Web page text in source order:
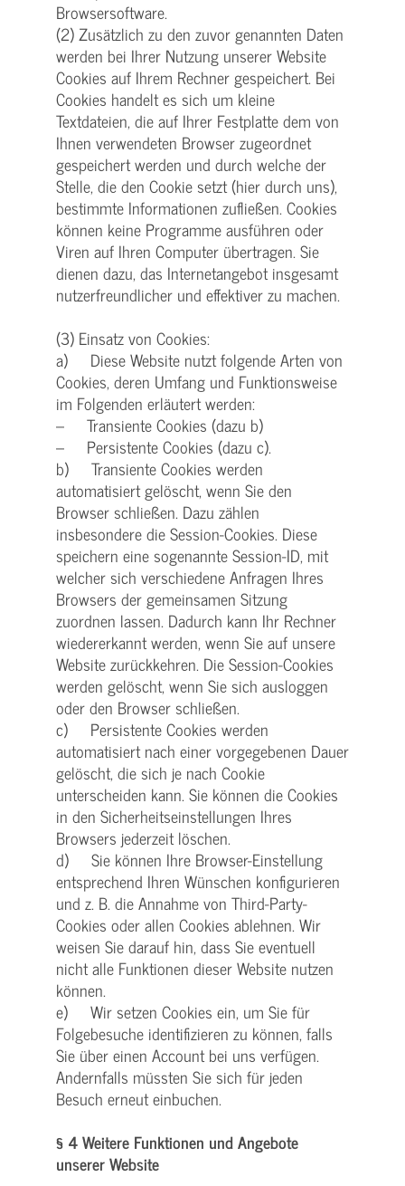
Browsersoftware.
(2) Zusätzlich zu den zuvor genannten Daten
werden bei Ihrer Nutzung unserer Website
Cookies auf Ihrem Rechner gespeichert. Bei
Cookies handelt es sich um kleine
Textdateien, die auf Ihrer Festplatte dem von
Ihnen verwendeten Browser zugeordnet
gespeichert werden und durch welche der
Stelle, die den Cookie setzt (hier durch uns),
bestimmte Informationen zufließen. Cookies
können keine Programme ausführen oder
Viren auf Ihren Computer übertragen. Sie
dienen dazu, das Internetangebot insgesamt
nutzerfreundlicher und effektiver zu machen.
(3) Einsatz von Cookies:
a) Diese Website nutzt folgende Arten von
Cookies, deren Umfang und Funktionsweise
im Folgenden erläutert werden:
– Transiente Cookies (dazu b)
– Persistente Cookies (dazu c).
b) Transiente Cookies werden
automatisiert gelöscht, wenn Sie den
Browser schließen. Dazu zählen
insbesondere die Session-Cookies. Diese
speichern eine sogenannte Session-ID, mit
welcher sich verschiedene Anfragen Ihres
Browsers der gemeinsamen Sitzung
zuordnen lassen. Dadurch kann Ihr Rechner
wiedererkannt werden, wenn Sie auf unsere
Website zurückkehren. Die Session-Cookies
werden gelöscht, wenn Sie sich ausloggen
oder den Browser schließen.
c) Persistente Cookies werden
automatisiert nach einer vorgegebenen Dauer
gelöscht, die sich je nach Cookie
unterscheiden kann. Sie können die Cookies
in den Sicherheitseinstellungen Ihres
Browsers jederzeit löschen.
d) Sie können Ihre Browser-Einstellung
entsprechend Ihren Wünschen konfigurieren
und z. B. die Annahme von Third-Party-
Cookies oder allen Cookies ablehnen. Wir
weisen Sie darauf hin, dass Sie eventuell
nicht alle Funktionen dieser Website nutzen
können.
e) Wir setzen Cookies ein, um Sie für
Folgebesuche identifizieren zu können, falls
Sie über einen Account bei uns verfügen.
Andernfalls müssten Sie sich für jeden
Besuch erneut einbuchen.
§ 4 Weitere Funktionen und Angebote
unserer Website